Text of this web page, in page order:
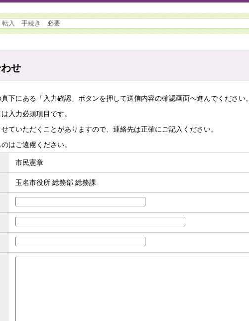
せ
下にある「入力確認」ボタンを押して送信内容の確認画面へ進んでください。
入力必須項目です。
ていただくことがありますので、連絡先は正確にご記入ください。
はご遠慮ください。
市民憲章
玉名市役所 総務部 総務課